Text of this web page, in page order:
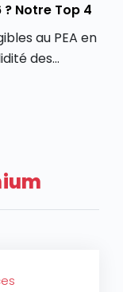
Notre Top 4
au PEA en
des